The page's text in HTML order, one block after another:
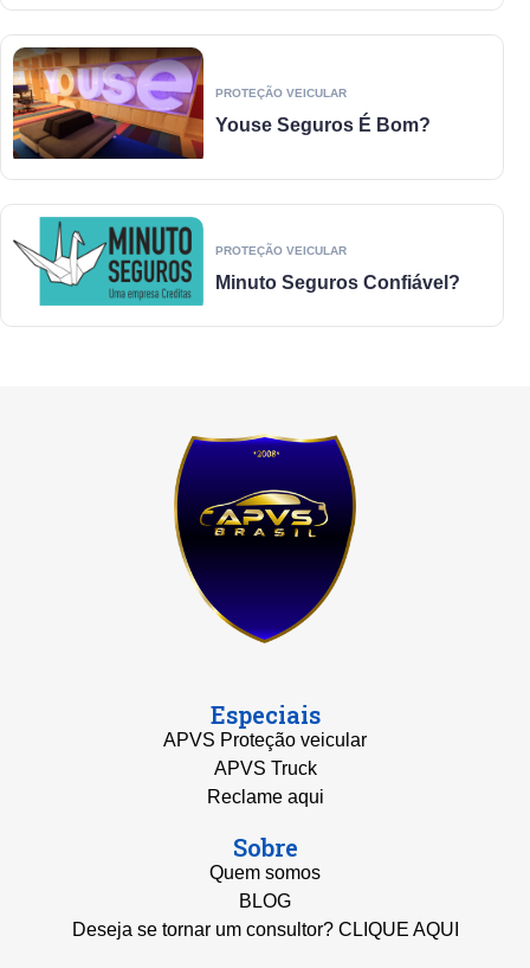
PROTEÇÃO VEICULAR
Youse Seguros É Bom?
PROTEÇÃO VEICULAR
Minuto Seguros Confiável?
Especiais
APVS Proteção veicular
APVS Truck
Reclame aqui
Sobre
Quem somos
BLOG
Deseja se tornar um consultor? CLIQUE AQUI